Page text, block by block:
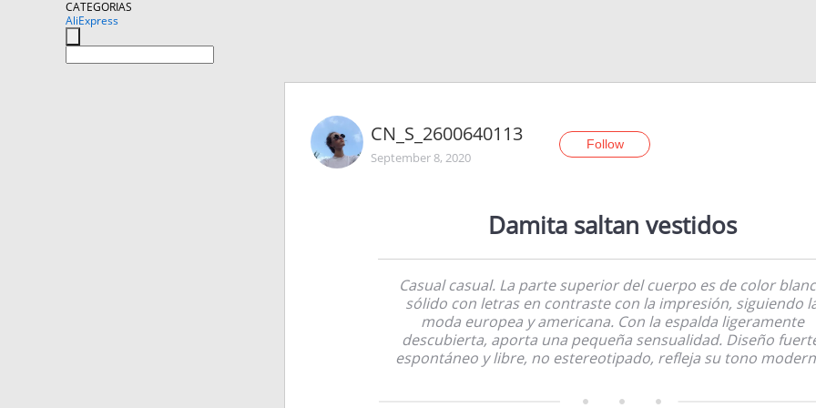
CATEGORIAS
AliExpress
CN_S_2600640113
September 8, 2020
Follow
Damita saltan vestidos
Casual casual. La parte superior del cuerpo es de color
sólido con letras en contraste con la impresión, siguiendo
moda europea y americana. Con la espalda ligeramente
descubierta, aporta una pequeña sensualidad. Diseño
espontáneo y libre, no estereotipado, refleja su tono